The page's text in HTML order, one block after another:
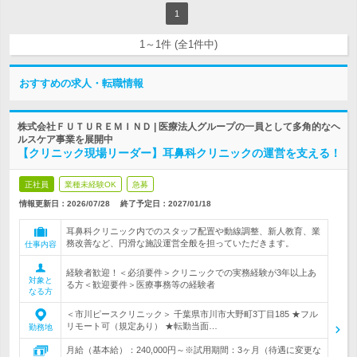
1
1～1件 (全1件中)
おすすめの求人・転職情報
株式会社ＦＵＴＵＲＥＭＩＮＤ | 医療法人グループの一員として多角的なヘ
ルスケア事業を展開中
【クリニック現場リーダー】耳鼻科クリニックの運営を支える！
正社員 業種未経験OK 急募
情報更新日：2026/07/28 終了予定日： 2027/01/18
仕事内容
耳鼻科クリニック内でのスタッフ配置や動線調整、新人教育、業
務改善など、円滑な施設運営全般を担っていただきます。
対象と
なる方
経験者歓迎！＜必須要件＞クリニックでの実務経験が3年以上あ
る方＜歓迎要件＞医療事務等の経験者
勤務地
＜市川ピースクリニック＞ 千葉県市川市大野町3丁目185 ★フル
リモート可（規定あり） ★転勤当面…
月給（基本給）：240,000円～※試用期間：3ヶ月（待遇に変更な